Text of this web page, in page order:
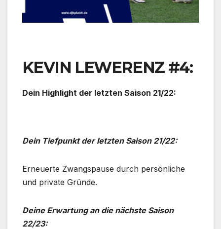
KEVIN LEWERENZ #4:
Dein Highlight der letzten Saison 21/22:
Dein Tiefpunkt der letzten Saison 21/22:
Erneuerte Zwangspause durch persönliche
und private Gründe.
Deine Erwartung an die nächste Saison
22/23: